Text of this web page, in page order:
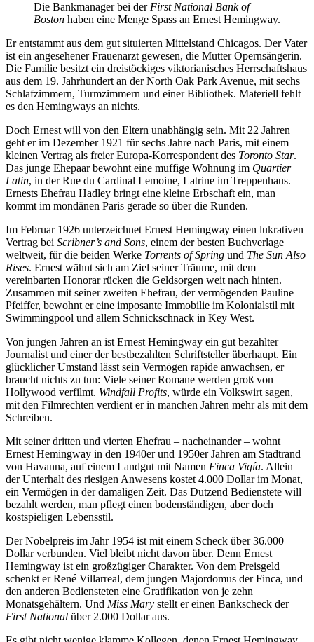
Die Bankmanager bei der First National Bank of
Boston haben eine Menge Spass an Ernest Hemingway.
Er entstammt aus dem gut situierten Mittelstand Chicagos. Der Vater
ist ein angesehener Frauenarzt gewesen, die Mutter Opernsängerin.
Die Familie besitzt ein dreistöckiges viktorianisches Herrschaftshaus
aus dem 19. Jahrhundert an der North Oak Park Avenue, mit sechs
Schlafzimmern, Turmzimmern und einer Bibliothek. Materiell fehlt
es den Hemingways an nichts.
Doch Ernest will von den Eltern unabhängig sein. Mit 22 Jahren
geht er im Dezember 1921 für sechs Jahre nach Paris, mit einem
kleinen Vertrag als freier Europa-Korrespondent des Toronto Star.
Das junge Ehepaar bewohnt eine muffige Wohnung im Quartier
Latin, in der Rue du Cardinal Lemoine, Latrine im Treppenhaus.
Ernests Ehefrau Hadley bringt eine kleine Erbschaft ein, man
kommt im mondänen Paris gerade so über die Runden.
Im Februar 1926 unterzeichnet Ernest Hemingway einen lukrativen
Vertrag bei Scribner’s and Sons, einem der besten Buchverlage
weltweit, für die beiden Werke Torrents of Spring und The Sun Also
Rises. Ernest wähnt sich am Ziel seiner Träume, mit dem
vereinbarten Honorar rücken die Geldsorgen weit nach hinten.
Zusammen mit seiner zweiten Ehefrau, der vermögenden Pauline
Pfeiffer, bewohnt er eine imposante Immobilie im Kolonialstil mit
Swimmingpool und allem Schnickschnack in Key West.
Von jungen Jahren an ist Ernest Hemingway ein gut bezahlter
Journalist und einer der bestbezahlten Schriftsteller überhaupt. Ein
glücklicher Umstand lässt sein Vermögen rapide anwachsen, er
braucht nichts zu tun: Viele seiner Romane werden groß von
Hollywood verfilmt. Windfall Profits, würde ein Volkswirt sagen,
mit den Filmrechten verdient er in manchen Jahren mehr als mit dem
Schreiben.
Mit seiner dritten und vierten Ehefrau – nacheinander – wohnt
Ernest Hemingway in den 1940er und 1950er Jahren am Stadtrand
von Havanna, auf einem Landgut mit Namen Finca Vigía. Allein
der Unterhalt des riesigen Anwesens kostet 4.000 Dollar im Monat,
ein Vermögen in der damaligen Zeit. Das Dutzend Bedienstete will
bezahlt werden, man pflegt einen bodenständigen, aber doch
kostspieligen Lebensstil.
Der Nobelpreis im Jahr 1954 ist mit einem Scheck über 36.000
Dollar verbunden. Viel bleibt nicht davon über. Denn Ernest
Hemingway ist ein großzügiger Charakter. Von dem Preisgeld
schenkt er René Villarreal, dem jungen Majordomus der Finca, und
den anderen Bediensteten eine Gratifikation von je zehn
Monatsgehältern. Und Miss Mary stellt er einen Bankscheck der
First National über 2.000 Dollar aus.